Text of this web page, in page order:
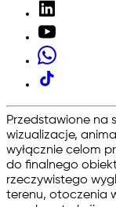
Przedstawione na
wizualizacje,
wyłącznie celom
do finalnego
rzeczywistego
terenu, otoczenia